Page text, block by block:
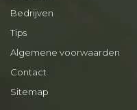
Bedrijven
Tips
Algemene voorwaarden
Contact
Sitemap